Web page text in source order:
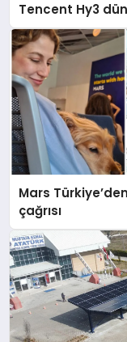
Tencent Hy3
Mars
çağrısı